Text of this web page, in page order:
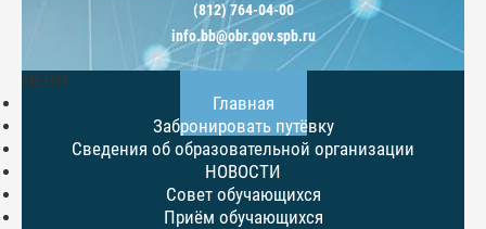
(812) 764-04-00
info.bb@obr.gov.spb.ru
МЕНЮ
Главная
Забронировать путёвку
Сведения об образовательной организации
НОВОСТИ
Совет обучающихся
Приём обучающихся